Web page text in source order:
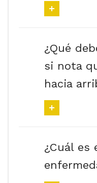
¿Qué
si nota
hacia
¿Cuál es